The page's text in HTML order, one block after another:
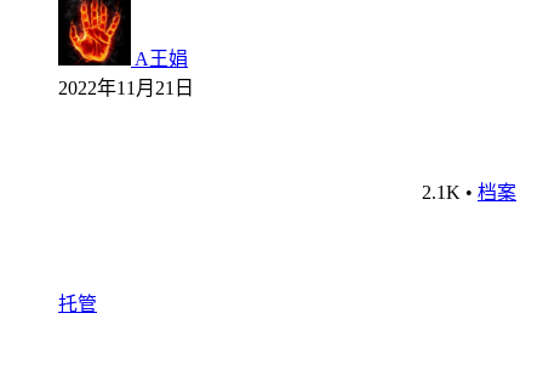
A王娟
2022年11月21日
2.1K • 档案
托管